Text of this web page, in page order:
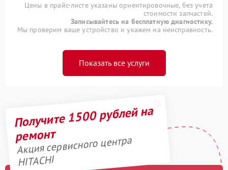
Цены в прайс-листе указаны ориентировочные, без учета
стоимости запчастей.
Записывайтесь на бесплатную диагностику.
Мы проверим ваше устройство и укажем на неисправность.
Показать все услуги
Получите 1500 рублей на
ремонт
Акция сервисного центра
HITACHI